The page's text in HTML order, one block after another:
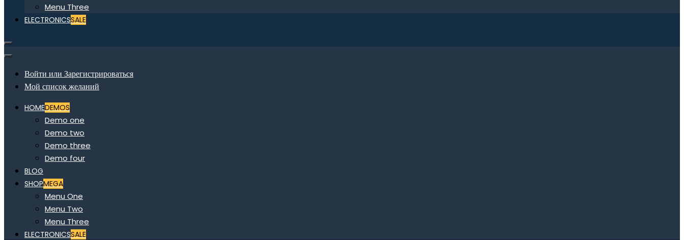
Menu Three
ELECTRONICSSALE
Войти или Зарегистрироваться
Мой список желаний
HOMEDEMOS
Demo one
Demo two
Demo three
Demo four
BLOG
SHOPMEGA
Menu One
Menu Two
Menu Three
ELECTRONICSSALE